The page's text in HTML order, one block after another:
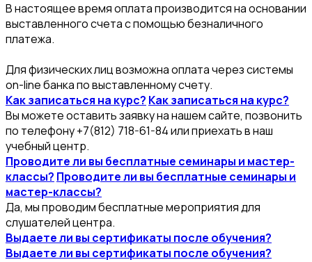
В настоящее время оплата производится на основании
выставленного счета с помощью безналичного
платежа.
Для физических лиц возможна оплата через системы
on-line банка по выставленному счету.
Как записаться на курс? Как записаться на курс?
Вы можете оставить заявку на нашем сайте, позвонить
по телефону +7(812) 718-61-84 или приехать в наш
учебный центр.
Проводите ли вы бесплатные семинары и мастер-
классы? Проводите ли вы бесплатные семинары и
мастер-классы?
Да, мы проводим бесплатные мероприятия для
слушателей центра.
Выдаете ли вы сертификаты после обучения?
Выдаете ли вы сертификаты после обучения?